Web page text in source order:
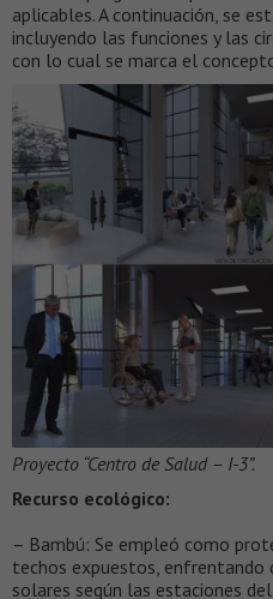
aplicables. A continuación, se
incluyendo las funciones y las
con lo cual se marca el
Proyecto “Centro de Salud – I-3”.
Recurso ecológico:
– Bambú: Se empleó como
techos expuestos, enfrentando
solares según las estaciones